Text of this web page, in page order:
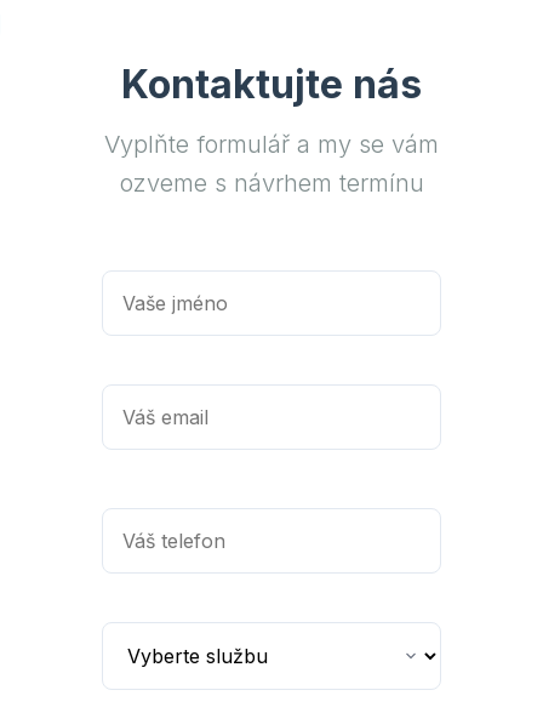
Kontaktujte nás
Vyplňte formulář a my se vám
ozveme s návrhem termínu